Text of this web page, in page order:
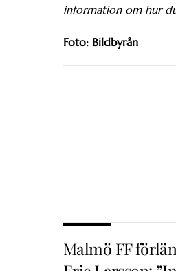
information om hur
Foto: Bildbyrån
Malmö FF